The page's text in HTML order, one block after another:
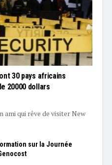
30 pays africains
20000 dollars
ami qui rêve de visiter New
sur la Journée